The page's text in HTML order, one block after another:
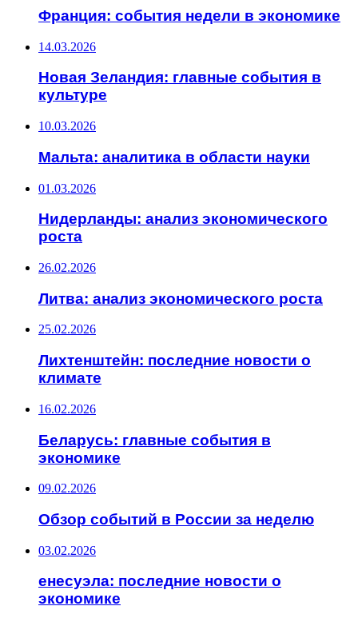
Франция: события недели в экономике
14.03.2026
Новая Зеландия: главные события в
культуре
10.03.2026
Мальта: аналитика в области науки
01.03.2026
Нидерланды: анализ экономического
роста
26.02.2026
Литва: анализ экономического роста
25.02.2026
Лихтенштейн: последние новости о
климате
16.02.2026
Беларусь: главные события в
экономике
09.02.2026
Обзор событий в России за неделю
03.02.2026
енесуэла: последние новости о
экономике